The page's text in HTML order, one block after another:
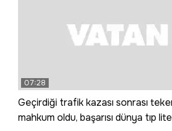
07:28
Geçirdiği trafik kazası sonrası
mahkum oldu, başarısı dünya tıp